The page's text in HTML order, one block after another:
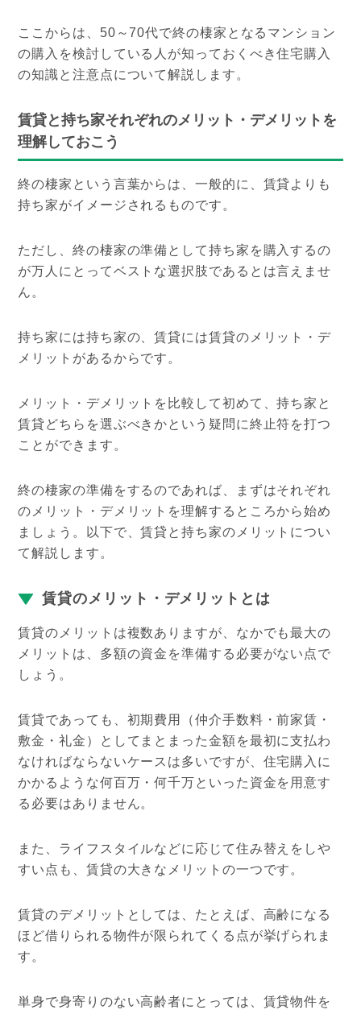
ここからは、50～70代で終の棲家となるマンション
の購入を検討している人が知っておくべき住宅購入
の知識と注意点について解説します。
賃貸と持ち家それぞれのメリット・デメリットを
理解しておこう
終の棲家という言葉からは、一般的に、賃貸よりも
持ち家がイメージされるものです。
ただし、終の棲家の準備として持ち家を購入するの
が万人にとってベストな選択肢であるとは言えませ
ん。
持ち家には持ち家の、賃貸には賃貸のメリット・デ
メリットがあるからです。
メリット・デメリットを比較して初めて、持ち家と
賃貸どちらを選ぶべきかという疑問に終止符を打つ
ことができます。
終の棲家の準備をするのであれば、まずはそれぞれ
のメリット・デメリットを理解するところから始め
ましょう。以下で、賃貸と持ち家のメリットについ
て解説します。
賃貸のメリット・デメリットとは
賃貸のメリットは複数ありますが、なかでも最大の
メリットは、多額の資金を準備する必要がない点で
しょう 。
賃貸であっても、初期費用（仲介手数料・前家賃・
敷金・礼金）としてまとまった金額を最初に支払わ
なければならないケースは多いですが、住宅購入に
かかるような何百万・何千万といった資金を用意す
る必要はありません。
また、ライフスタイルなどに応じて住み替えをしや
すい点も、賃貸の大きなメリットの一つです。
賃貸のデメリットとしては、たとえば、高齢になる
ほど借りられる物件が限られてくる点が挙げられま
す。
単身で身寄りのない高齢者にとっては、賃貸物件を